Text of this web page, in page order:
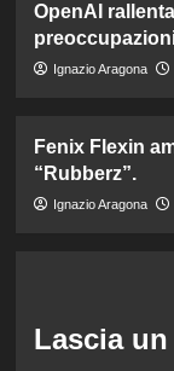
OpenAI
Ignazio Aragona
Fenix Flexin
“Rubberz”.
Ignazio Aragona
Lascia